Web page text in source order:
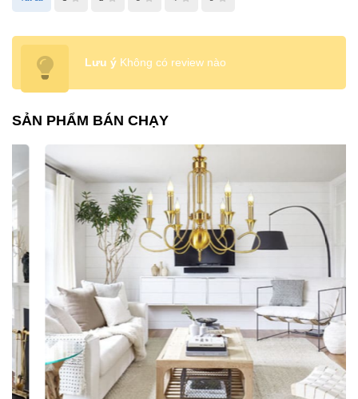
Lưu ý Không có review nào
SẢN PHẨM BÁN CHẠY